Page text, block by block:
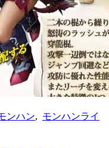
ンハン
モンハンライ